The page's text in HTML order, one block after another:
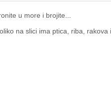
u more i brojite...
na slici ima ptica, riba, rakova